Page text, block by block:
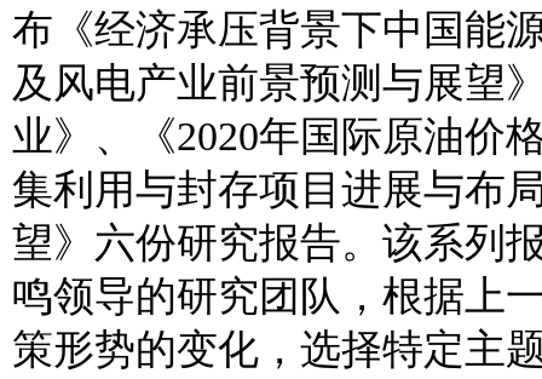
布《经济承压背景下中国能
及风电产业前景预测与展望
业》、《2020年国际原油价
集利用与封存项目进展与布
望》六份研究报告。该系列
鸣领导的研究团队，根据上
策形势的变化，选择特定主